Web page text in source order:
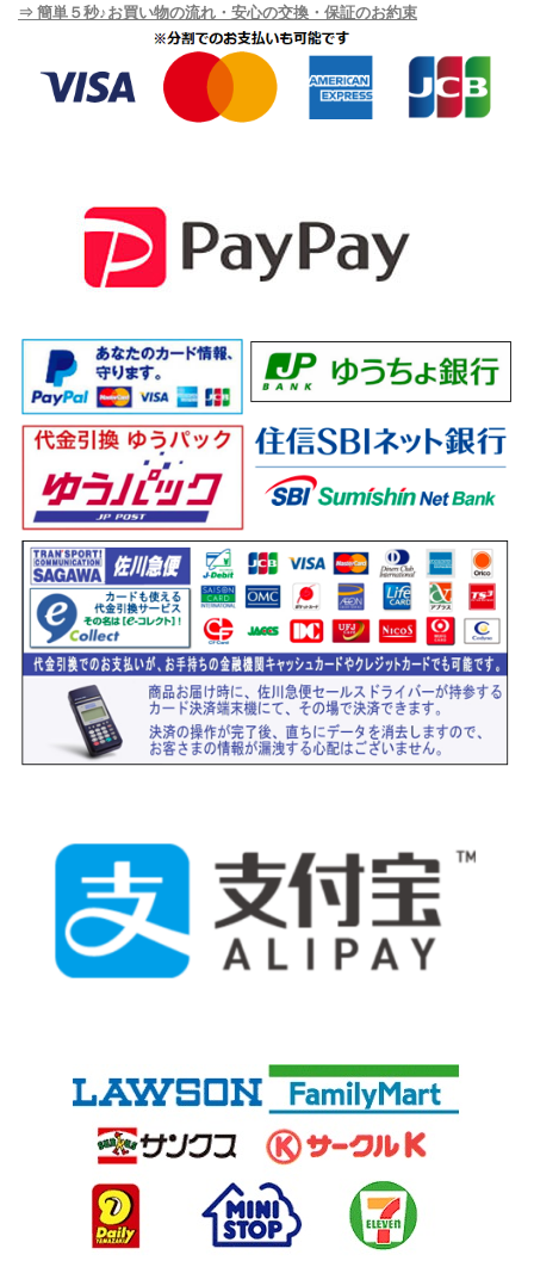
⇒ 簡単５秒♪お買い物の流れ・安心の交換・保証のお約束